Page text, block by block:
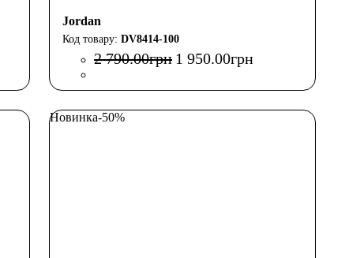
Jordan
DV8414-100
2 790.00грн 1 950.00грн
Новинка-50%